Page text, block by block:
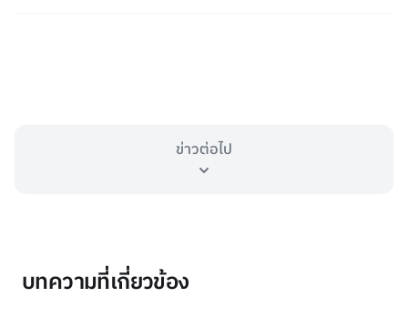
ข่าวต่อไป
บทความที่เกี่ยวข้อง